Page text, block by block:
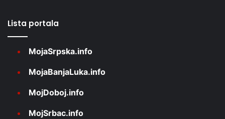
Lista portala
MojaSrpska.info
MojaBanjaLuka.info
MojDoboj.info
MojSrbac.info